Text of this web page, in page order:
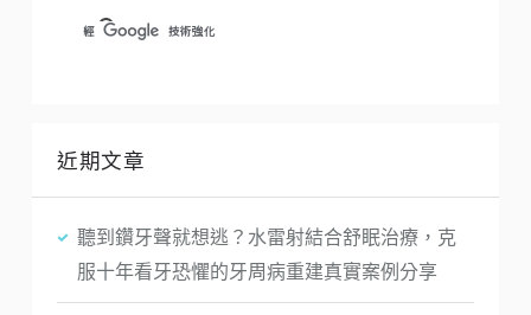
近期文章
聽到鑽牙聲就想逃？水雷射結合舒眠治療，克
服十年看牙恐懼的牙周病重建真實案例分享